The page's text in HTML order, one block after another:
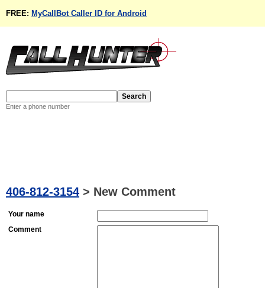
FREE: MyCallBot Caller ID for Android
Enter a phone number
406-812-3154 > New Comment
Your name
Comment